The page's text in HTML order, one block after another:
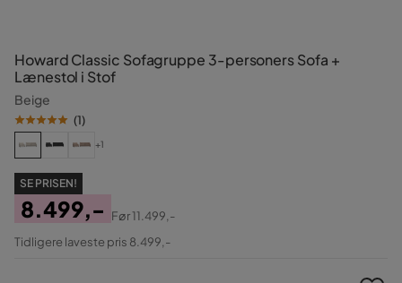
Howard Classic Sofagruppe 3-personers Sofa +
Lænestol i Stof
Beige
(1)
+1
SE PRISEN!
Pris
8.499,-
Original
Før11.499,-
Tidligere laveste pris 8.499,-